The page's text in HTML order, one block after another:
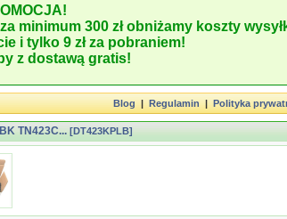
minimum 300 zł obniżamy koszty
i tylko 9 zł za pobraniem!
z dostawą gratis!
Blog|Regulamin|Polityka
TN423C... [DT423KPLB]